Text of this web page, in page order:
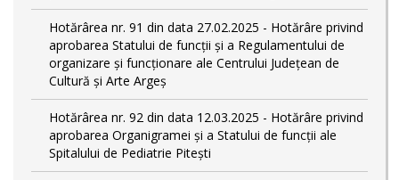
Hotărârea nr. 91 din data 27.02.2025 - Hotărâre privind
aprobarea Statului de funcţii și a Regulamentului de
organizare și funcționare ale Centrului Județean de
Cultură și Arte Argeș
Hotărârea nr. 92 din data 12.03.2025 - Hotărâre privind
aprobarea Organigramei și a Statului de funcţii ale
Spitalului de Pediatrie Pitești